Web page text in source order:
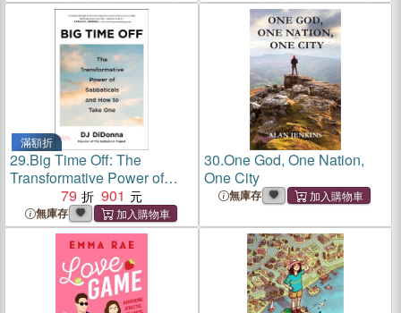
滿額折
29.Big Time Off: The
Transformative Power of
Sabbaticals and How to
Take One
79 901
無庫存
30.One God, One Nation,
One City
無庫存